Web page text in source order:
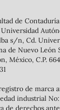
de
s/n, Cd.
de Nuevo León
México, C.P.
de marca
industrial No: